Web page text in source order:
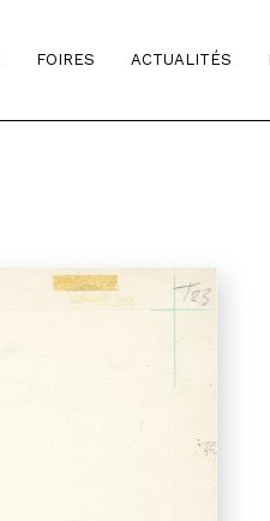
FOIRES ACTUALITÉS